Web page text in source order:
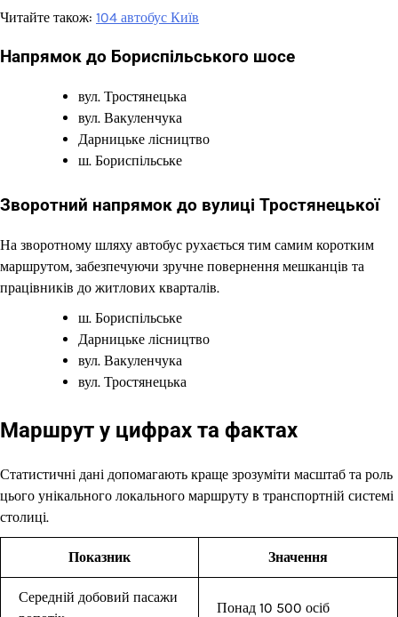
Читайте також: 104 автобус Київ
Напрямок до Бориспільського шосе
вул. Тростянецька
вул. Вакуленчука
Дарницьке лісництво
ш. Бориспільське
Зворотний напрямок до вулиці Тростянецької
На зворотному шляху автобус рухається тим самим коротким
маршрутом, забезпечуючи зручне повернення мешканців та
працівників до житлових кварталів.
ш. Бориспільське
Дарницьке лісництво
вул. Вакуленчука
вул. Тростянецька
Маршрут у цифрах та фактах
Статистичні дані допомагають краще зрозуміти масштаб та роль
цього унікального локального маршруту в транспортній системі
столиці.
Показник Значення
Середній добовий пасажи
Понад 10 500 осіб